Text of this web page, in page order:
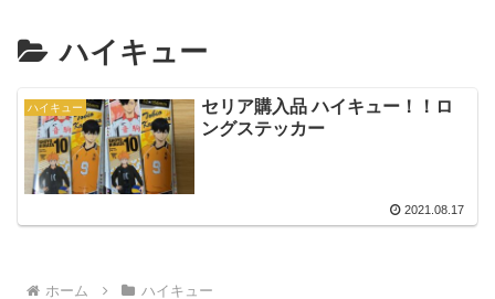
ハイキュー
ハイキュー
セリア購入品 ハイキュー！！ロ
ングステッカー
2021.08.17
ホーム ハイキュー